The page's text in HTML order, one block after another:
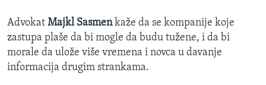
Advokat Majkl Sasmenkaže da se kompanije koje
zastupa plaše da bi mogle da budu tužene, i da bi
morale da ulože više vremena i novca u davanje
informacija drugim strankama.